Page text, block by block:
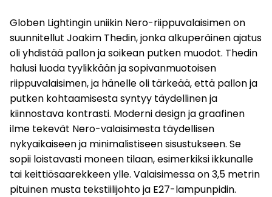
Globen Lightingin uniikin Nero-riippuvalaisimen on
suunnitellut Joakim Thedin, jonka alkuperäinen ajatus
oli yhdistää pallon ja soikean putken muodot. Thedin
halusi luoda tyylikkään ja sopivanmuotoisen
riippuvalaisimen, ja hänelle oli tärkeää, että pallon ja
putken kohtaamisesta syntyy täydellinen ja
kiinnostava kontrasti. Moderni design ja graafinen
ilme tekevät Nero-valaisimesta täydellisen
nykyaikaiseen ja minimalistiseen sisustukseen. Se
sopii loistavasti moneen tilaan, esimerkiksi ikkunalle
tai keittiösaarekkeen ylle. Valaisimessa on 3,5 metrin
pituinen musta tekstiilijohto ja E27-lampunpidin.